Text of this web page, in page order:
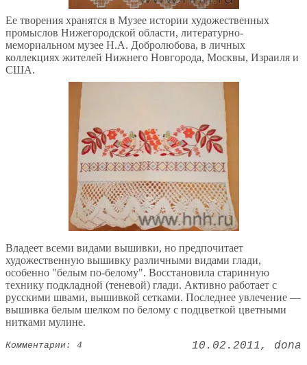
Ее творения хранятся в Музее истории художественных
промыслов Нижегородской области, литературно-
мемориальном музее Н.А. Добролюбова, в личных
коллекциях жителей Нижнего Новгорода, Москвы, Израиля и
США.
Владеет всеми видами вышивки, но предпочитает
художественную вышивку различными видами глади,
особенно "белым по-белому". Восстановила старинную
технику подкладной (теневой) глади. Активно работает с
русскими швами, вышивкой сетками. Последнее увлечение —
вышивка белым шелком по белому с подцветкой цветными
нитками мулине.
Комментарии: 4 10.02.2011 dona